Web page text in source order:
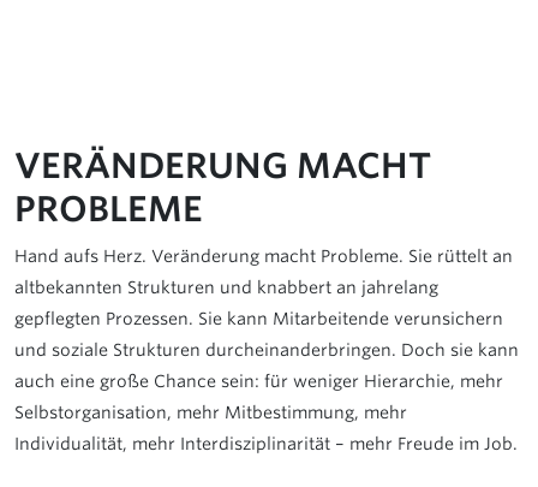
VERÄNDERUNG MACHT
PROBLEME
Hand aufs Herz. Veränderung macht Probleme. Sie rüttelt an
altbekannten Strukturen und knabbert an jahrelang
gepflegten Prozessen. Sie kann Mitarbeitende verunsichern
und soziale Strukturen durcheinanderbringen. Doch sie kann
auch eine große Chance sein: für weniger Hierarchie, mehr
Selbstorganisation, mehr Mitbestimmung, mehr
Individualität, mehr Interdisziplinarität – mehr Freude im Job.